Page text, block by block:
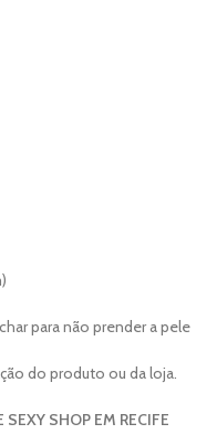
para não prender a pele
do produto ou da loja.
SEXY SHOP EM RECIFE